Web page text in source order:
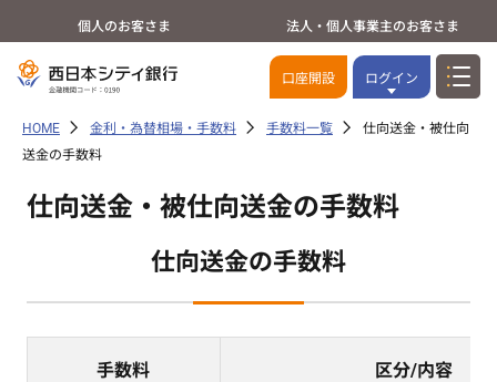
個人のお客さま 法人・個人事業主のお客さま
口座開設 ログイン
HOME 金利・為替相場・手数料 手数料一覧
仕向送金・被仕向
送金の手数料
仕向送金・被仕向送金の手数料
仕向送金の手数料
手数料 区分/内容